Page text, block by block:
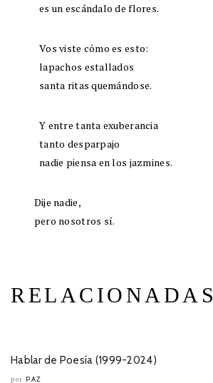
es un escándalo de flores.
Vos viste cómo es esto:
lapachos estallados
santa ritas quemándose.
Y entre tanta exuberancia
tanto desparpajo
nadie piensa en los jazmines.
Dije nadie,
pero nosotros sí.
RELACIONADAS
Hablar de Poesía (1999-2024)
por PAZ